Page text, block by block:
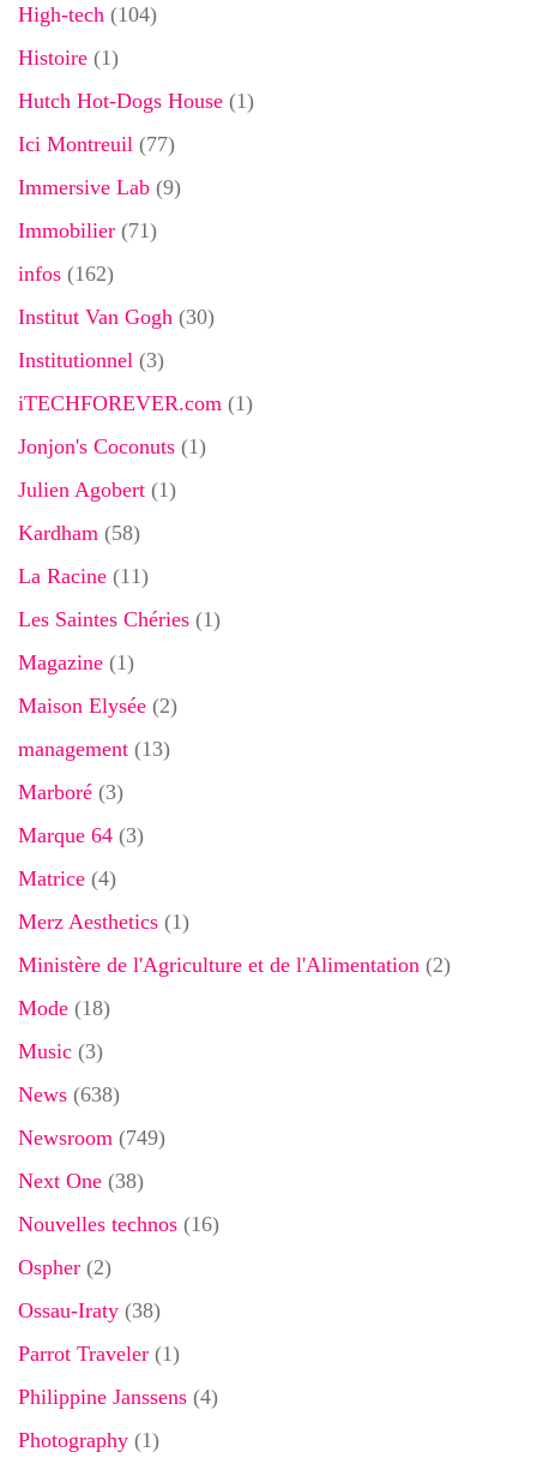
High-tech (104)
Histoire (1)
Hutch Hot-Dogs House (1)
Ici Montreuil (77)
Immersive Lab (9)
Immobilier (71)
infos (162)
Institut Van Gogh (30)
Institutionnel (3)
iTECHFOREVER.com (1)
Jonjon's Coconuts (1)
Julien Agobert (1)
Kardham (58)
La Racine (11)
Les Saintes Chéries (1)
Magazine (1)
Maison Elysée (2)
management (13)
Marboré (3)
Marque 64 (3)
Matrice (4)
Merz Aesthetics (1)
Ministère de l'Agriculture et de l'Alimentation (2)
Mode (18)
Music (3)
News (638)
Newsroom (749)
Next One (38)
Nouvelles technos (16)
Ospher (2)
Ossau-Iraty (38)
Parrot Traveler (1)
Philippine Janssens (4)
Photography (1)